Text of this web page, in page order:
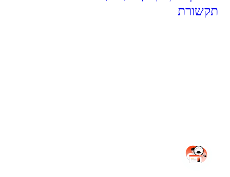
תקשורת